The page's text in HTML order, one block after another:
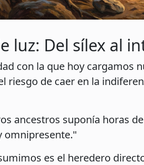
luz: Del sílex al
con la que hoy cargamos
riesgo de caer en la
ancestros suponía horas
omnipresente."
es el heredero